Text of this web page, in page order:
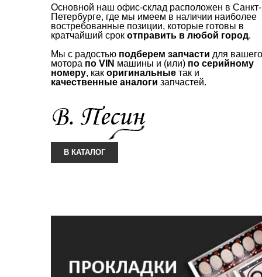
Основной наш офис-склад расположен в Санкт-
Петербурге, где мы имеем в наличии наиболее
востребованные позиции, которые готовы в
кратчайший срок отправить в любой город.
Мы с радостью подберем запчасти для вашего
мотора по VIN машины и (или) по серийному
номеру, как оригинальные так и
качественные аналоги запчастей.
В КАТАЛОГ